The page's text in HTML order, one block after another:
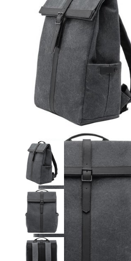
Красота
Сумки и
Для
Для
Умный дом и
Сервисный центр
Подарочные